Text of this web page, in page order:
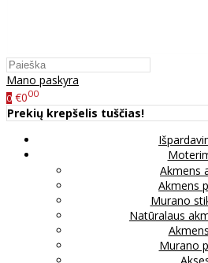
Mano paskyra
0 €000
Prekių krepšelis tuščias!
Akmens
Akmens
Murano
Natūralaus
Murano